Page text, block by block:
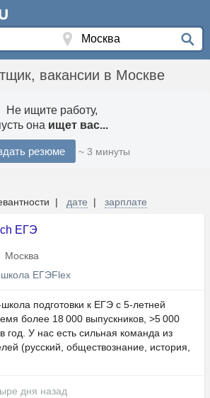
вакансии в Москве
Не ищите работу,
она ищет вас...
резюме ~ 3 минуты
| дате | зарплате
ЕГЭ
Москва
ЕГЭFlex
подготовки к ЕГЭ с 5-летней
более 18 000 выпускников, >5 000
год. У нас есть сильная команда из
(русский, обществознание, история,
дня назад